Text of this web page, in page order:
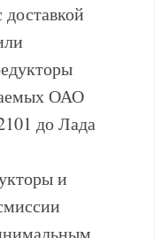
ОАО
до Лада
и